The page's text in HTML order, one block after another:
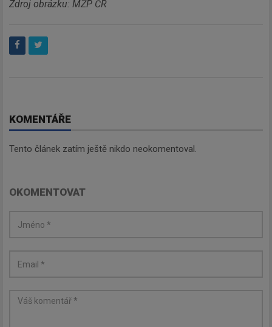
Zdroj obrázku: MŽP ČR
KOMENTÁŘE
Tento článek zatím ještě nikdo neokomentoval.
OKOMENTOVATNewsletter